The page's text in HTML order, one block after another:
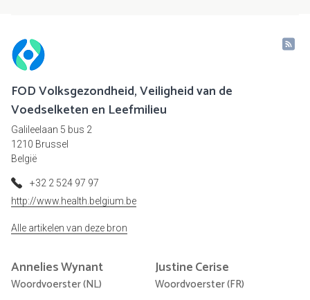
FOD Volksgezondheid, Veiligheid van de
Voedselketen en Leefmilieu
Galileelaan 5 bus 2
1210 Brussel
België
+32 2 524 97 97
http://www.health.belgium.be
Alle artikelen van deze bron
AnneliesWynant
Woordvoerster (NL)
JustineCerise
Woordvoerster (FR)